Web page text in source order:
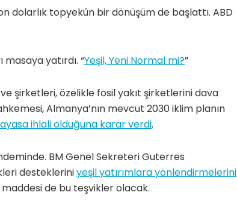
dolarlık topyekûn bir dönüşüm de başlattı. ABD
yatırdı. “Yeşil, Yeni Normal mi?”
şirketleri, özelikle fosil yakıt şirketlerini dava
Almanya’nın mevcut 2030 iklim planın
ihlali olduğuna karar verdi.
BM Genel Sekreteri Guterres
destekleriniyeşil yatırımlara yönlendirmelerini
de bu teşvikler olacak.